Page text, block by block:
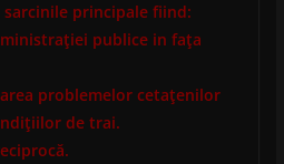
principale fiind:
publice in faţa
problemelor cetaţenilor
de trai.